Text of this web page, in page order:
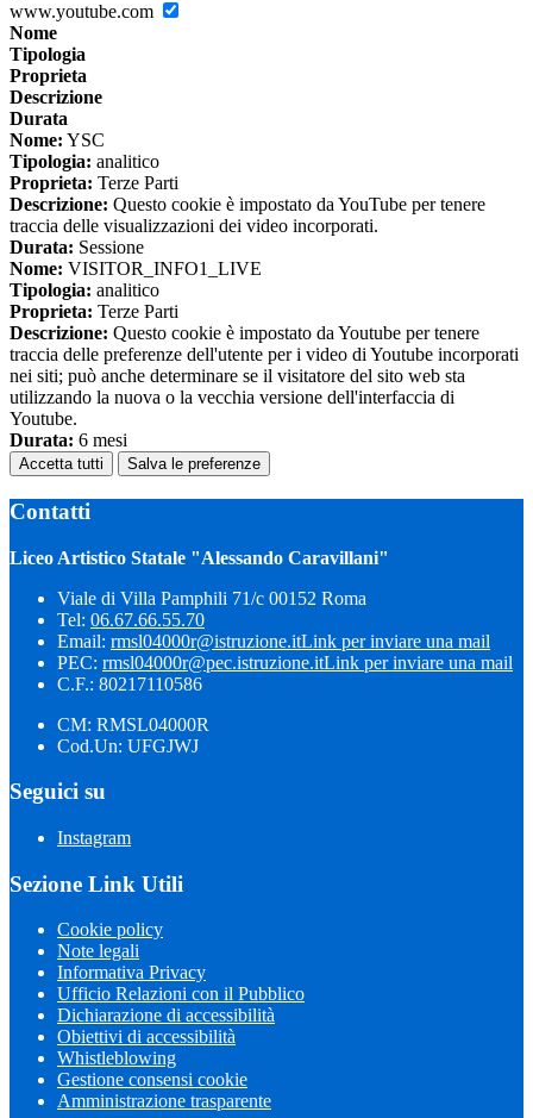
www.youtube.com
Nome
Tipologia
Proprieta
Descrizione
Durata
Nome: YSC
Tipologia: analitico
Proprieta: Terze Parti
Descrizione: Questo cookie è impostato da YouTube per tenere
traccia delle visualizzazioni dei video incorporati.
Durata: Sessione
Nome: VISITOR_INFO1_LIVE
Tipologia: analitico
Proprieta: Terze Parti
Descrizione: Questo cookie è impostato da Youtube per tenere
traccia delle preferenze dell'utente per i video di Youtube incorporati
nei siti; può anche determinare se il visitatore del sito web sta
utilizzando la nuova o la vecchia versione dell'interfaccia di
Youtube.
Durata: 6 mesi
Accetta tutti Salva le preferenze
Contatti
Liceo Artistico Statale "Alessando Caravillani"
Viale di Villa Pamphili 71/c 00152 Roma
Tel: 06.67.66.55.70
Email: rmsl04000r@istruzione.itLink per inviare una mail
PEC: rmsl04000r@pec.istruzione.itLink per inviare una mail
C.F.: 80217110586
CM: RMSL04000R
Cod.Un: UFGJWJ
Seguici su
Instagram
Sezione Link Utili
Cookie policy
Note legali
Informativa Privacy
Ufficio Relazioni con il Pubblico
Dichiarazione di accessibilità
Obiettivi di accessibilità
Whistleblowing
Gestione consensi cookie
Amministrazione trasparente